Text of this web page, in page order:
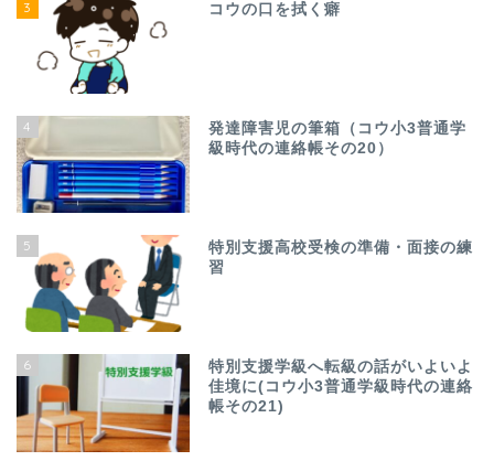
3 コウの口を拭く癖
4
発達障害児の筆箱（コウ小3普通学
級時代の連絡帳その20）
5
特別支援高校受検の準備・面接の練
習
6
特別支援学級へ転級の話がいよいよ
佳境に(コウ小3普通学級時代の連絡
帳その21)